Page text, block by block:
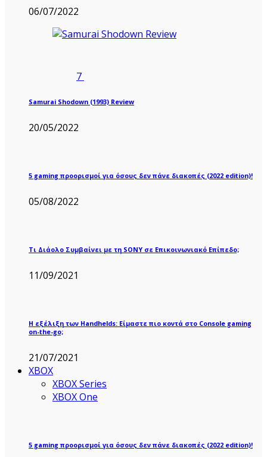
06/07/2022
7
Samurai Shodown (1993) Review
20/05/2022
5 gaming προορισμοί για όσους δεν πάνε διακοπές (2022 edition)!
05/08/2022
Τι Διάολο Συμβαίνει με τη SONY σε Επικοινωνιακό Επίπεδο;
11/09/2021
Η εξέλιξη των Handhelds: Είμαστε πιο κοντά στο Console gaming
on-the-go;
21/07/2021
XBOX
XBOX Series
XBOX One
5 gaming προορισμοί για όσους δεν πάνε διακοπές (2022 edition)!